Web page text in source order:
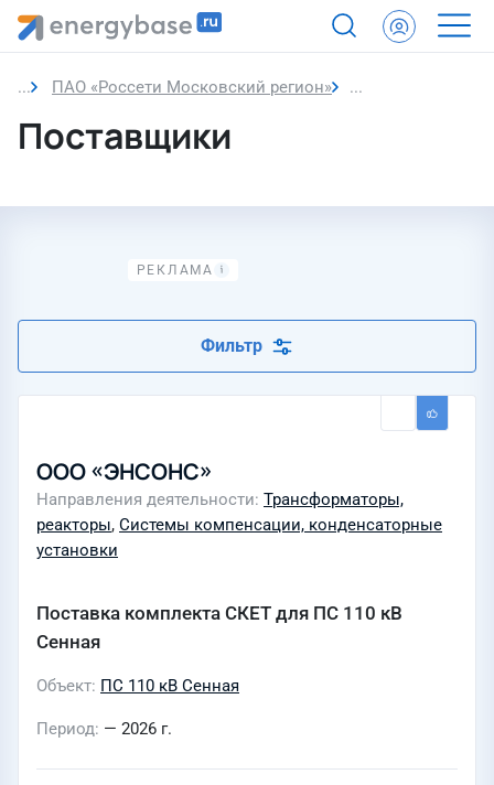
ПАО «Россети Московский регион» Поставщики
Поставщики
Фильтр
ООО «ЭНСОНС»
Направления деятельности Трансформаторы,
реакторы, Системы компенсации, конденсаторные
установки
Поставка комплекта СКЕТ для ПС 110 кВ
Сенная
Объект ПС 110 кВ Сенная
Период — 2026 г.